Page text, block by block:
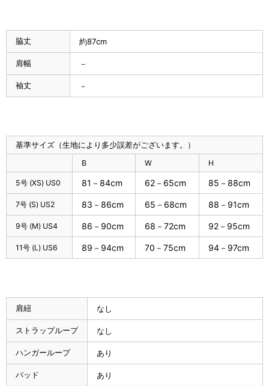
脇丈 約87cm
肩幅 －
袖丈 －
基準サイズ（生地により多少誤差がございます。）
B W H
5号 (XS) US0 81－84cm 62－65cm 85－88cm
7号 (S) US2 83－86cm 65－68cm 88－91cm
9号 (M) US4 86－90cm 68－72cm 92－95cm
11号 (L) US6 89－94cm 70－75cm 94－97cm
肩紐 なし
ストラップループ なし
ハンガーループ あり
パッド あり